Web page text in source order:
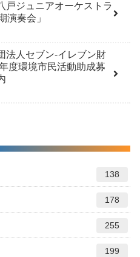
戸ジュニアオーケストラ
演奏会」
法人セブン-イレブン財
度環境市民活動助成募
138
178
255
199